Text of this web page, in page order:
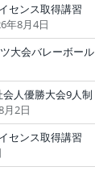
センス取得講習
年8月4日
大会バレーボール
人優勝大会9人制
月2日
センス取得講習